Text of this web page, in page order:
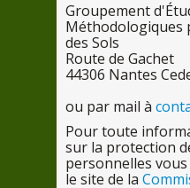
Groupement
Méthodologiques
des Sols
Route de Gachet
44306 Nantes
ou par mail à
Pourtoute
sur la protection
personnelles vous
le site de la